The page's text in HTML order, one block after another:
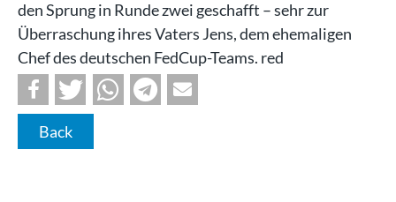
den Sprung in Runde zwei geschafft – sehr zur
Überraschung ihres Vaters Jens, dem ehemaligen
Chef des deutschen FedCup-Teams. red
Back